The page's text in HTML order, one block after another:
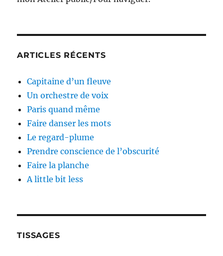
ARTICLES RÉCENTS
Capitaine d’un fleuve
Un orchestre de voix
Paris quand même
Faire danser les mots
Le regard-plume
Prendre conscience de l’obscurité
Faire la planche
A little bit less
TISSAGES